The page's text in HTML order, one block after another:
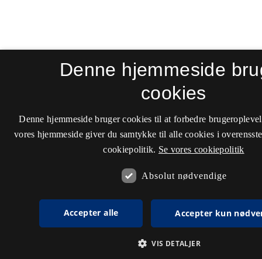
Denne hjemmeside
cookies
Denne hjemmeside bruger cookies til at forbedre
vores hjemmeside giver du samtykke til alle cookies i
cookiepolitik. Se vores cookiepolitik
Absolut nødvendige
Accepter alle Accepter kun
VIS DETALJER